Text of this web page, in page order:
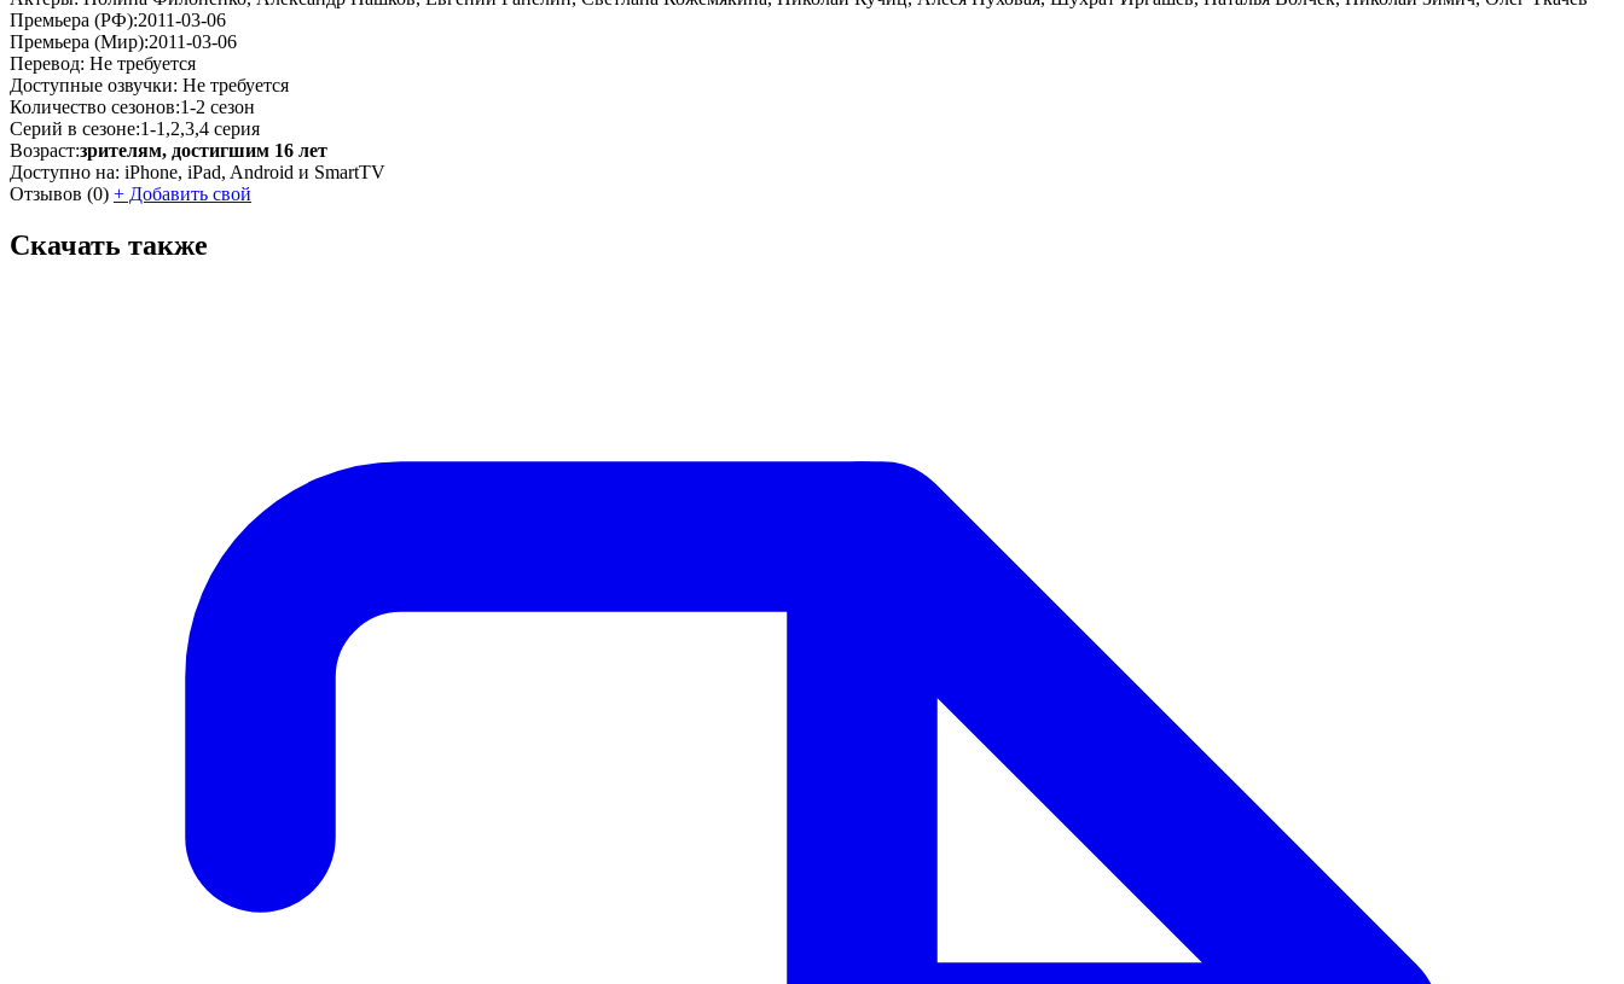
Премьера (РФ):2011-03-06
Премьера (Мир):2011-03-06
Перевод: Не требуется
Доступные озвучки: Не требуется
Количество сезонов:1-2 сезон
Серий в сезоне:1-1,2,3,4 серия
Возраст:зрителям, достигшим 16 лет
Доступно на: iPhone, iPad, Android и SmartTV
Отзывов (0) + Добавить свой
Скачать также